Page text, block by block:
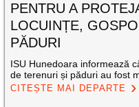
PENTRU A
LOCUINȚE,
PĂDURI
ISU Hunedoara informează
de terenuri și păduri au fost
CITEȘTE MAI DEPARTE